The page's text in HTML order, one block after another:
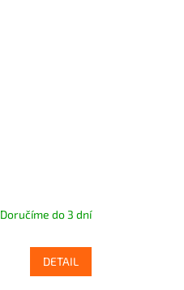
Doručíme do 3 dní
DETAIL